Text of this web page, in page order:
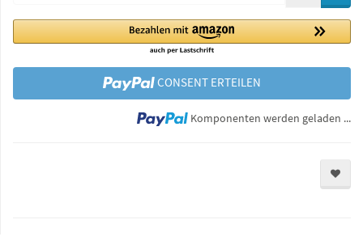
CONSENT ERTEILEN
Komponenten werden geladen ...